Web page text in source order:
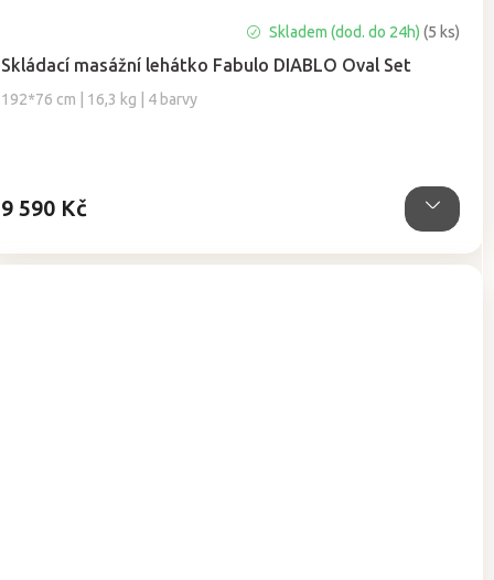
Skládací masážní lehátko Fabulo DIABLO Oval Set
192*76 cm | 16,3 kg | 4 barvy
hodnocení
produktu
je
Skladem (dod. do 24h)(5 ks)
9 590 Kč